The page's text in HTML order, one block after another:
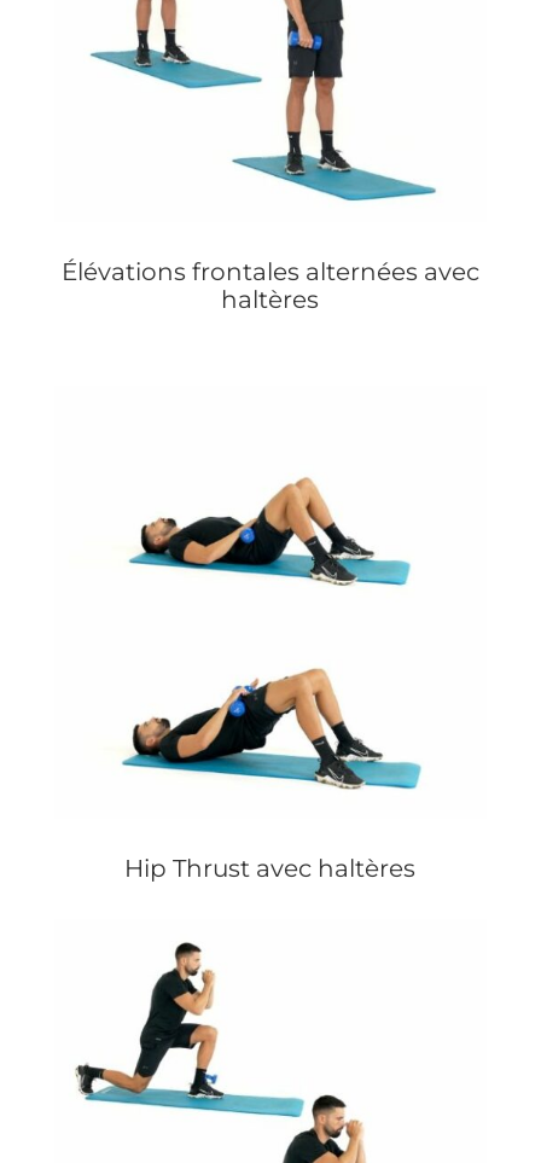
Élévations frontales alternées avec
haltères
Hip Thrust avec haltères